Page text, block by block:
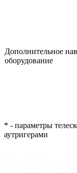
Дополнительное
оборудование
* - параметры
аутригерами